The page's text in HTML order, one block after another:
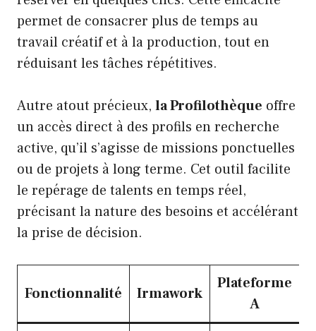
permet de consacrer plus de temps au
travail créatif et à la production, tout en
réduisant les tâches répétitives.
Autre atout précieux, la Profilothèque offre
un accès direct à des profils en recherche
active, qu’il s’agisse de missions ponctuelles
ou de projets à long terme. Cet outil facilite
le repérage de talents en temps réel,
précisant la nature des besoins et accélérant
la prise de décision.
Fonctionnalité Irmawork
Plateforme
A